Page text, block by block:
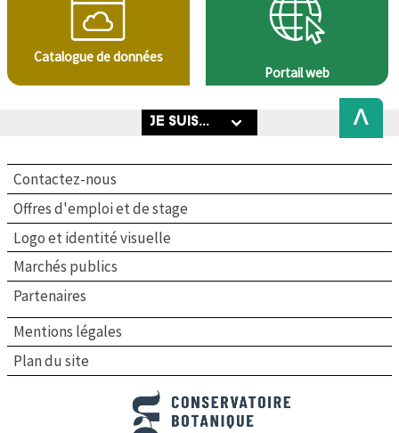
Catalogue de données
Portail web
Conservatoire botanique national de Brest
Contactez-nous
Offres d'emploi et de stage
Logo et identité visuelle
Marchés publics
Partenaires
Mentions légales
Plan du site
Back
to
Top